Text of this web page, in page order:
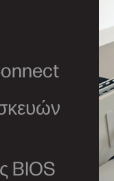
BIOS